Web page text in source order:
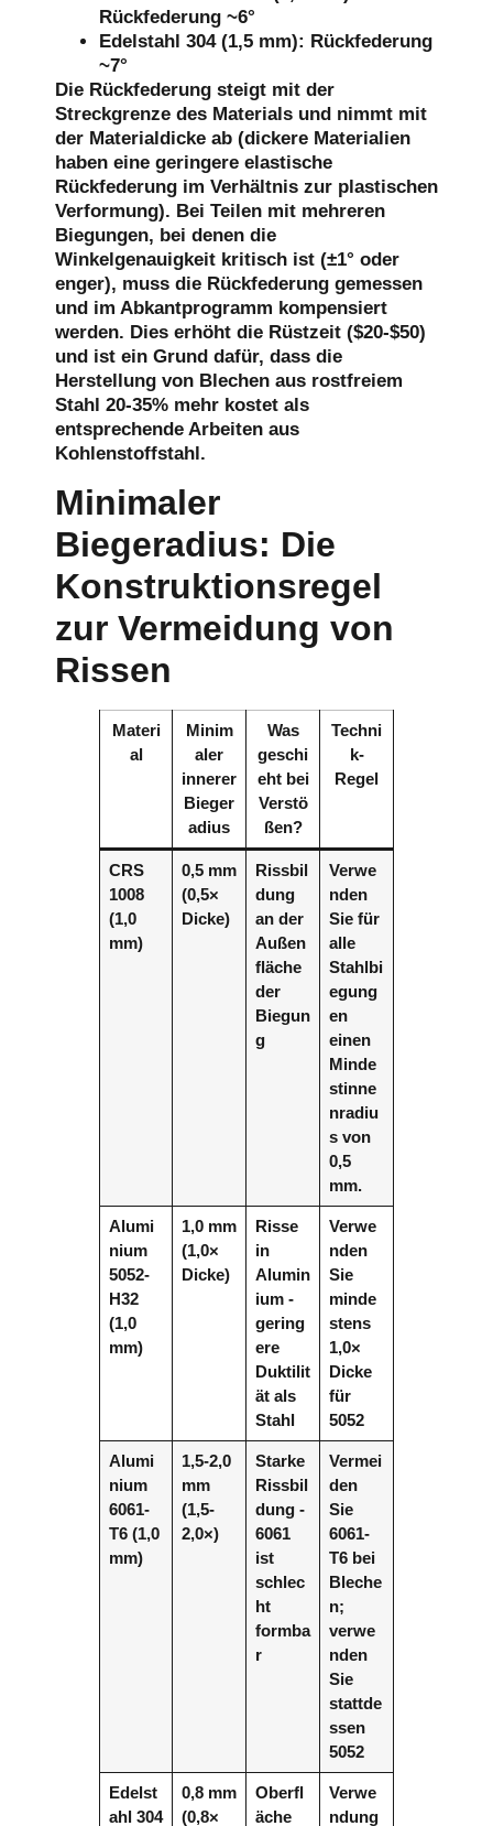
Rückfederung ~6°
Edelstahl 304 (1,5 mm): Rückfederung
~7°
Die Rückfederung steigt mit der
Streckgrenze des Materials und nimmt mit
der Materialdicke ab (dickere Materialien
haben eine geringere elastische
Rückfederung im Verhältnis zur plastischen
Verformung). Bei Teilen mit mehreren
Biegungen, bei denen die
Winkelgenauigkeit kritisch ist (±1° oder
enger), muss die Rückfederung gemessen
und im Abkantprogramm kompensiert
werden. Dies erhöht die Rüstzeit ($20-$50)
und ist ein Grund dafür, dass die
Herstellung von Blechen aus rostfreiem
Stahl 20-35% mehr kostet als
entsprechende Arbeiten aus
Kohlenstoffstahl.
Minimaler
Biegeradius: Die
Konstruktionsregel
zur Vermeidung von
Rissen
Materi
al
Minim
aler
innerer
Bieger
adius
Was
geschi
eht bei
Verstö
ßen?
Techni
k-
Regel
CRS
1008
(1,0
mm)
0,5 mm
(0,5×
Dicke)
Rissbil
dung
an der
Außen
fläche
der
Biegun
g
Verwe
nden
Sie für
alle
Stahlbi
egung
en
einen
Minde
stinne
nradiu
s von
0,5
mm.
Alumi
nium
5052-
H32
(1,0
mm)
1,0 mm
(1,0×
Dicke)
Risse
in
Alumin
ium -
gering
ere
Duktilit
ät als
Stahl
Verwe
nden
Sie
minde
stens
1,0×
Dicke
für
5052
Alumi
nium
6061-
T6 (1,0
mm)
1,5-2,0
mm
(1,5-
2,0×)
Starke
Rissbil
dung -
6061
ist
schlec
ht
formba
r
Vermei
den
Sie
6061-
T6 bei
Bleche
n;
verwe
nden
Sie
stattde
ssen
5052
Edelst
ahl 304
0,8 mm
(0,8×
Oberfl
äche
Verwe
ndung